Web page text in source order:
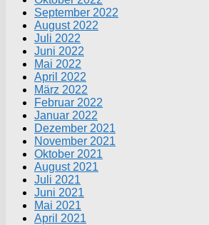
September 2022
August 2022
Juli 2022
Juni 2022
Mai 2022
April 2022
März 2022
Februar 2022
Januar 2022
Dezember 2021
November 2021
Oktober 2021
August 2021
Juli 2021
Juni 2021
Mai 2021
April 2021